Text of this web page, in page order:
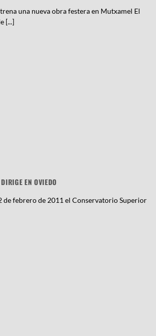
una nueva obra festera en Mutxamel El
[...]
EN OVIEDO
de febrero de 2011 el Conservatorio Superior